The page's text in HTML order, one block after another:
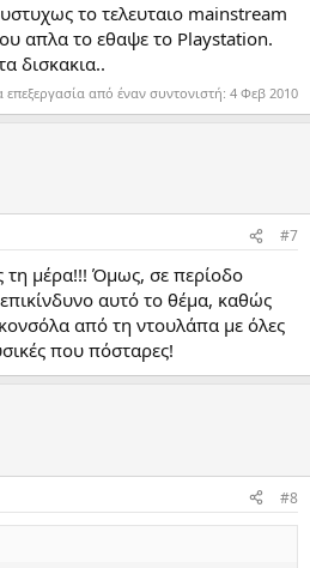
το τελευταιο mainstream
απλα το εθαψε το Playstation.
δισκακια..
επεξεργασία από έναν συντονιστή: 4 Φεβ 2010
#7
τη μέρα!!! Όμως, σε περίοδο
επικίνδυνο αυτό το θέμα, καθώς
από τη ντουλάπα με όλες
που πόσταρες!
#8